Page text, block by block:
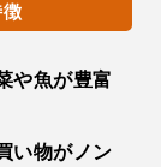
や魚が豊富
い物がノン